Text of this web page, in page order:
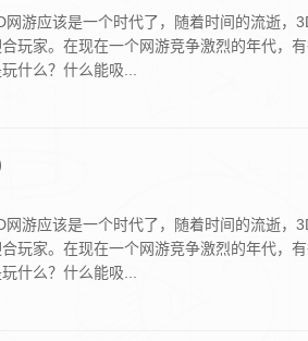
网游应该是一个时代了，随着时间的流逝，
玩家。在现在一个网游竞争激烈的年代，
什么？什么能吸...
网游应该是一个时代了，随着时间的流逝，
玩家。在现在一个网游竞争激烈的年代，
什么？什么能吸...